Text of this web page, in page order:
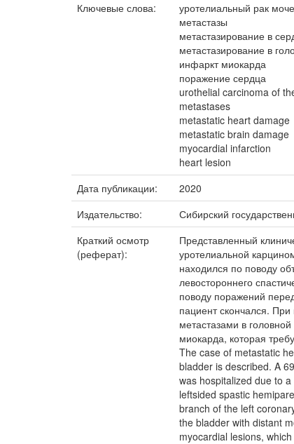
Ключевые слова:
уротелиальный рак
метастазы
метастазирование в
метастазирование в
инфаркт миокарда
поражение сердца
urothelial carcinoma of
metastases
metastatic heart damage
metastatic brain damage
myocardial infarction
heart lesion
Дата публикации:
2020
Издательство:
Сибирский
Краткий осмотр
(реферат):
Представленный
уротелиальной
находился по поводу
левостороннего
поводу поражений
пациент скончался.
метастазами в
миокарда, которая
The case of metastatic
bladder is described. A
was hospitalized due to
leftsided spastic
branch of the left
the bladder with distant
myocardial lesions,